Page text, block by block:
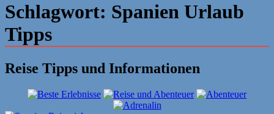
Schlagwort: Spanien Urlaub
Tipps
Reise Tipps und Informationen